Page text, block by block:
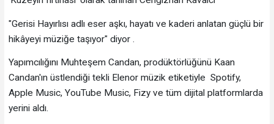
"Gerisi Hayırlısı adlı eser aşkı, hayatı ve kaderi anlatan güçlü bir
hikâyeyi müziğe taşıyor" diyor .
Yapımcılığını Muhteşem Candan, prodüktörlüğünü Kaan
Candan'ın üstlendiği tekli Elenor müzik etiketiyle Spotify,
Apple Music, YouTube Music, Fizy ve tüm dijital platformlarda
yerini aldı.